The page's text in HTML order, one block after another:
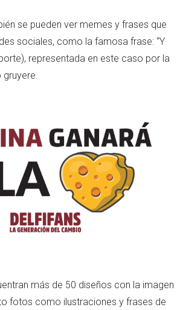
se pueden ver memes y frases que
sociales, como la famosa frase: “Y
representada en este caso por la
más de 50 diseños con la imagen
fotos como ilustraciones y frases de